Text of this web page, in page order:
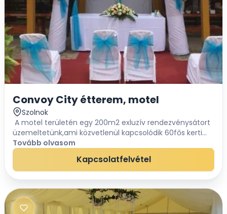
Convoy City étterem, motel
Szolnok
A motel területén egy 200m2 exluzív rendezvénysátort
üzemeltetünk,ami közvetlenül kapcsolódik 60fős kerti
létesítményünkhöz.Ezt a rendezvényhelyszínünket
ajánljuk az üzleti szférának, mivel lehet...
Tovább olvasom
Kapcsolatfelvétel